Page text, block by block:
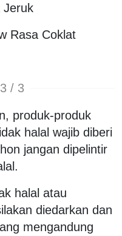
Jeruk
Rasa Coklat
/ 3
produk-produk
halal wajib diberi
jangan dipelintir
halal atau
diedarkan dan
mengandung